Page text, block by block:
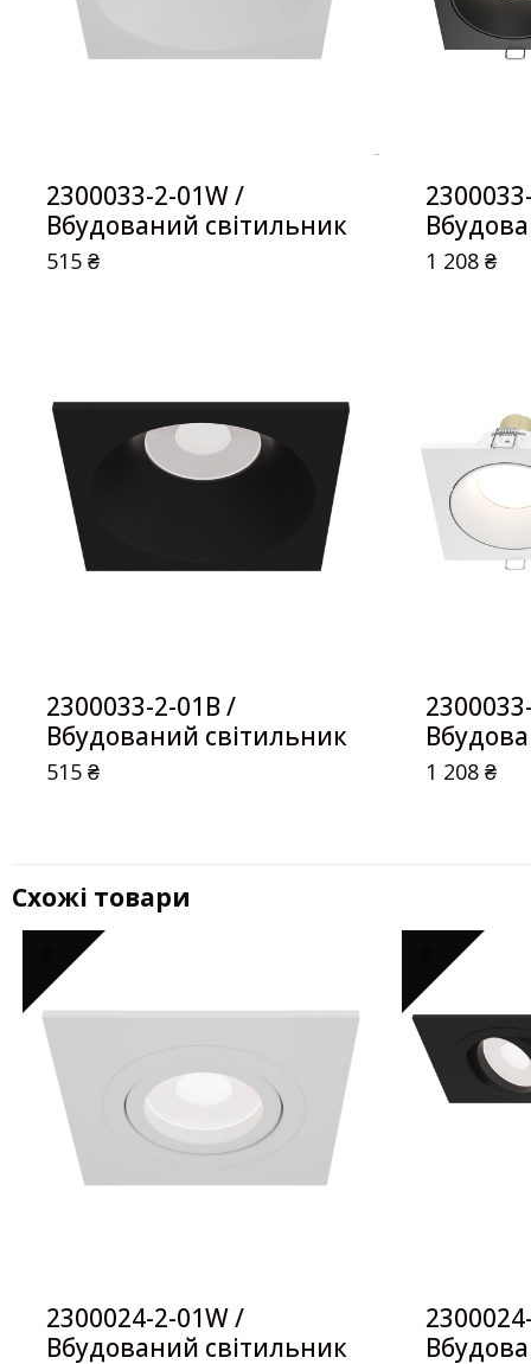
2300033-2-01W /
Вбудований світильник
515₴ 1 208₴
2300033-2-01B /
Вбудований світильник
515₴ 1 208₴
Схожі товари
2300024-2-01W /
Вбудований світильник